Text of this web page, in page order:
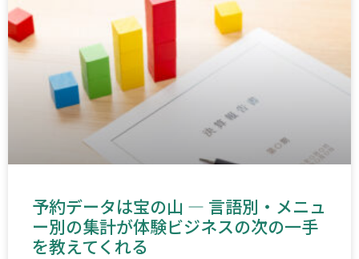
予約データは宝の山 ― 言語別・メニュ
ー別の集計が体験ビジネスの次の一手
を教えてくれる